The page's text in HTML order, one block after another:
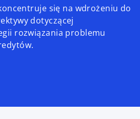
się na wdrożeniu do
dotyczącej
rozwiązania problemu